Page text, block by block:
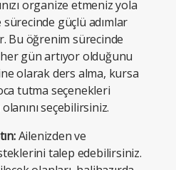
organize etmeniz yola
sürecinde güçlü adımlar
Bu öğrenim sürecinde
gün artıyor olduğunu
olarak ders alma, kursa
tutma seçenekleri
seçebilirsiniz.
Ailenizden ve
talep edebilirsiniz.